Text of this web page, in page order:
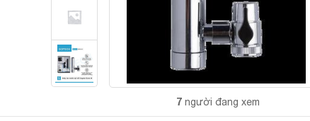
7 người đang xem